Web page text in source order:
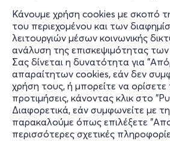
Κάνουμε χρήση cookies με σκοπό
του περιεχομένου και των
λειτουργιών μέσων κοινωνικής
ανάλυση της επισκεψιμότητας
Σας δίνεται η δυνατότητα για
απαραίτητων cookies, εάν δεν
χρήση τους, ή μπορείτε να ορίσετε
προτιμήσεις, κάνοντας κλικ στο
Διαφορετικά, εάν συμφωνείτε με
παρακαλούμε όπως επιλέξετε
περισσότερες σχετικές
Διάρκεια: 90 λεπτά
Κυριακή 26 Απριλίου 2026
Κνωσός… το παλάτι των μύθων
Πολύχρωμες τοιχογραφίες, μια
παιδικά παιχνίδια κι ένα κουβάρι
Πληροφορίες
Υποστήριξη
Stay Connected